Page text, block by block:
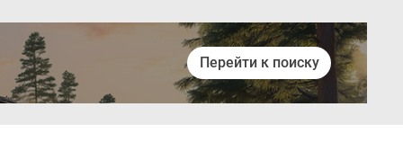
Перейти к поиску